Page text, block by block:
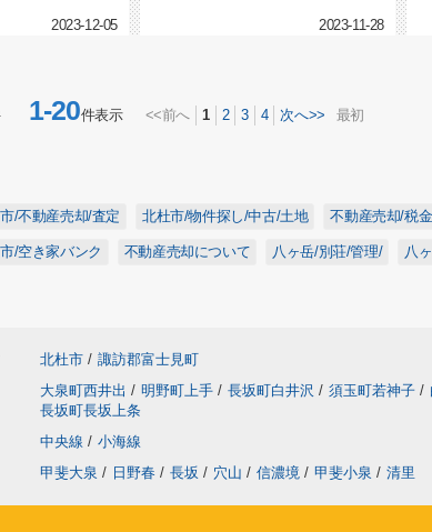
2023-12-05 2023-11-28
1-20件表示 <<前へ 1 2 3 4 次へ>> 最初
/不動産売却/査定
北杜市/物件探し/中古/土地 不動産売却/税
/空き家バンク 不動産売却について 八ヶ岳/別荘/管理/ 八
北杜市 / 諏訪郡富士見町
大泉町西井出 / 明野町上手 / 長坂町白井沢 / 須玉町若神子 /
長坂町長坂上条
中央線 / 小海線
甲斐大泉 / 日野春 / 長坂 / 穴山 / 信濃境 / 甲斐小泉 / 清里